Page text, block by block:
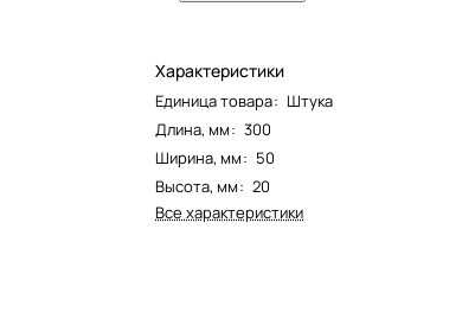
Характеристики
Единица товара: Штука
Длина, мм: 300
Ширина, мм: 50
Высота, мм: 20
Все характеристики